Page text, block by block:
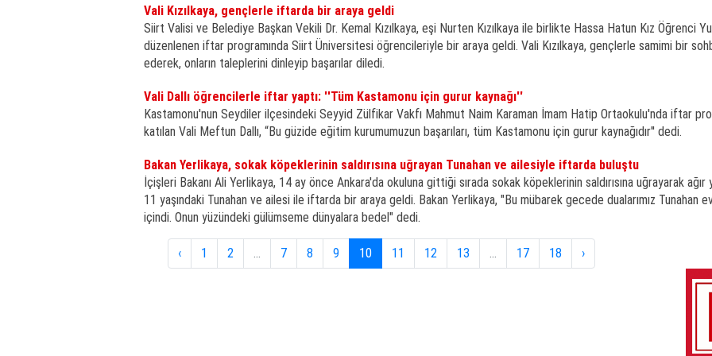
Vali Kızılkaya, gençlerle iftarda bir araya geldi
Siirt Valisi ve Belediye Başkan Vekili Dr. Kemal Kızılkaya, eşi Nurten Kızılkaya ile birlikte Hassa Hatun Kız Öğrenci
düzenlenen iftar programında Siirt Üniversitesi öğrencileriyle bir araya geldi. Vali Kızılkaya, gençlerle samimi bir
ederek, onların taleplerini dinleyip başarılar diledi.
Vali Dallı öğrencilerle iftar yaptı: ''Tüm Kastamonu için gurur kaynağı''
Kastamonu'nun Seydiler ilçesindeki Seyyid Zülfikar Vakfı Mahmut Naim Karaman İmam Hatip Ortaokulu'nda iftar
katılan Vali Meftun Dallı, “Bu güzide eğitim kurumumuzun başarıları, tüm Kastamonu için gurur kaynağıdır'' dedi.
Bakan Yerlikaya, sokak köpeklerinin saldırısına uğrayan Tunahan ve ailesiyle iftarda buluştu
İçişleri Bakanı Ali Yerlikaya, 14 ay önce Ankara'da okuluna gittiği sırada sokak köpeklerinin saldırısına uğrayarak ağır
11 yaşındaki Tunahan ve ailesi ile iftarda bir araya geldi. Bakan Yerlikaya, "Bu mübarek gecede dualarımız Tunahan
içindi. Onun yüzündeki gülümseme dünyalara bedel" dedi.
‹ 1 2 ... 7 8 9 10 11 12 13 ... 17 18 ›